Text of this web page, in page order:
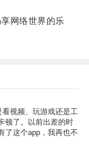
网络世界的乐
视频、玩游戏还是工
顿了。以前出差的时
了这个app，我再也不